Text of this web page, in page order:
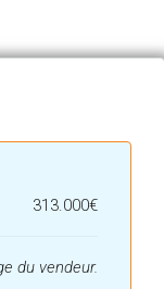
313.000€
du vendeur.